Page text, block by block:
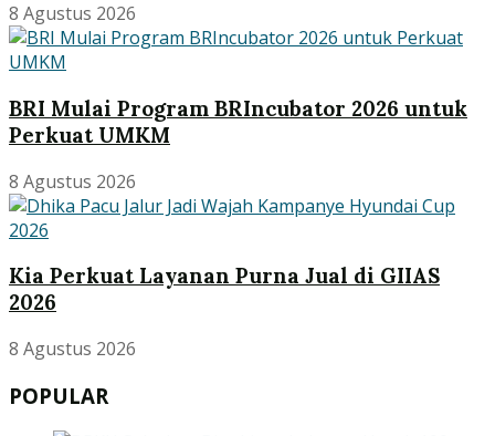
8 Agustus 2026
BRI Mulai Program BRIncubator 2026 untuk
Perkuat UMKM
8 Agustus 2026
Kia Perkuat Layanan Purna Jual di GIIAS
2026
8 Agustus 2026
POPULAR